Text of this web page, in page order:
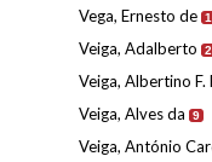
Vega, Ernesto de 1
Veiga, Adalberto 2
Veiga, Albertino F.
Veiga, Alves da 9
Veiga, António